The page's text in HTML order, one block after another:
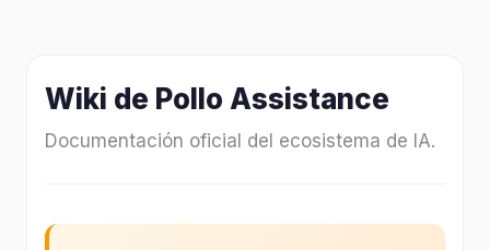
Wiki de Pollo Assistance
Documentación oficial del ecosistema de IA.